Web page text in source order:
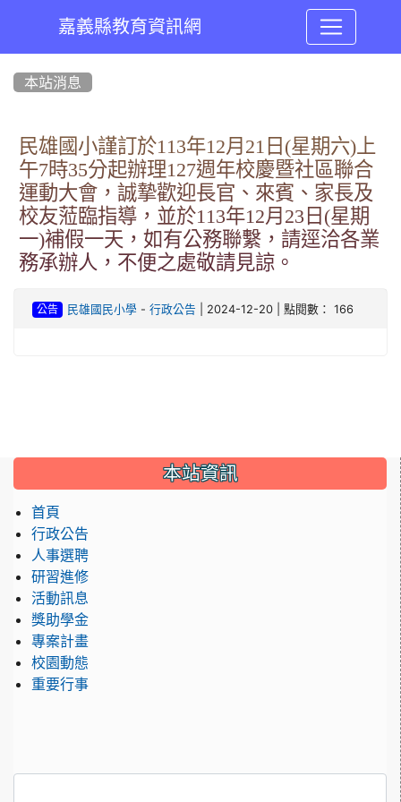
嘉義縣教育資訊網
本站消息
民雄國小謹訂於113年12月21日(星期六)上
午7時35分起辦理127週年校慶暨社區聯合
運動大會，誠摯歡迎長官、來賓、家長及
校友蒞臨指導，並於113年12月23日(星期
一)補假一天，如有公務聯繫，請逕洽各業
務承辦人，不便之處敬請見諒。
公告 民雄國民小學- 行政公告 | 2024-12-20 | 點閱數： 166
::: 本站資訊
首頁
行政公告
人事選聘
研習進修
活動訊息
獎助學金
專案計畫
校園動態
重要行事